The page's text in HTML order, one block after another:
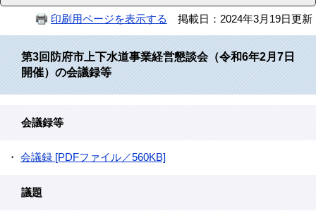
印刷用ページを表示する 掲載日：2024年3月19日更新
第3回防府市上下水道事業経営懇談会（令和6年2月7日
開催）の会議録等
会議録等
・ ​ 会議録 [PDFファイル／560KB]
議題